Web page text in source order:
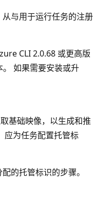
与用于运行任务的注册
CLI 2.0.68 或更高版
。 如果需要安装或升
基础映像，以生成和推
应为任务配置托管标
的托管标识的步骤。